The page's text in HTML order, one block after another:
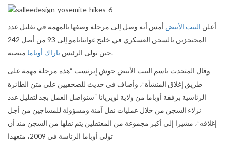
أعلن البيت الأبيض أمس أنه وصل إلى مرحلة وصفها بالمهمة في تقليل عدد
المحتجزين بالسجن العسكري في خليج غوانتانامو إلى 93 من أصل 242
حين تولى الرئيس باراك أوباما منصبه.
وقال المتحدث باسم البيت الأبيض جوش إيرنست “هذه مرحلة مهمة على
طريق إغلاق المنشأة”، وأضاف في حديث للصحفيين على متن الطائرة
الرئاسية برفقة أوباما من ولاية لويزيانا “سنواصل العمل بجد لتقليل عدد
نزلاء السجن من خلال عمليات نقل آمنة ومسؤولة للمساجين من أجل
إغلاقه”، مشيرا إلى أكبر مجموعة من المعتقلين يتم نقلها من السجن منذ أن
تولى أوباما الرئاسة في 2009، متعهدا